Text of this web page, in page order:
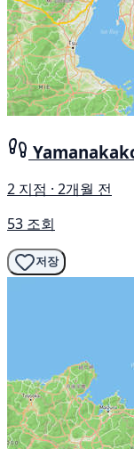
2 지점 · 2개월 전
53 조회
저장